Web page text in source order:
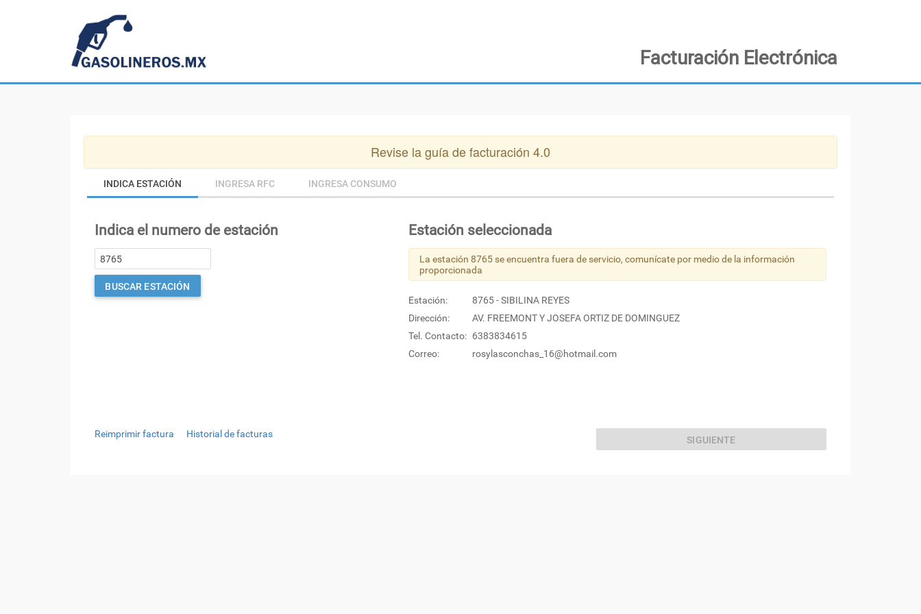
Facturación Electrónica
Revise la guía de facturación 4.0
INDICA ESTACIÓN INGRESA RFC INGRESA CONSUMO
Indica el numero de estación
BUSCAR ESTACIÓN
Estación seleccionada
La estación 8765 se encuentra fuera de servicio, comunícate por medio de la información
proporcionada
Estación:
8765 - SIBILINA REYES
Dirección:
AV. FREEMONT Y JOSEFA ORTIZ DE DOMINGUEZ
Tel. Contacto: 6383834615
Correo:
rosylasconchas_16@hotmail.com
Reimprimir factura Historial de facturas
SIGUIENTE